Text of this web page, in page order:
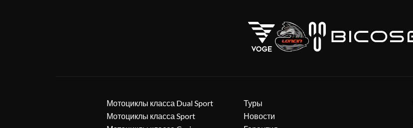
Мотоциклы класса Dual Sport
Мотоциклы класса Sport
Туры
Новости